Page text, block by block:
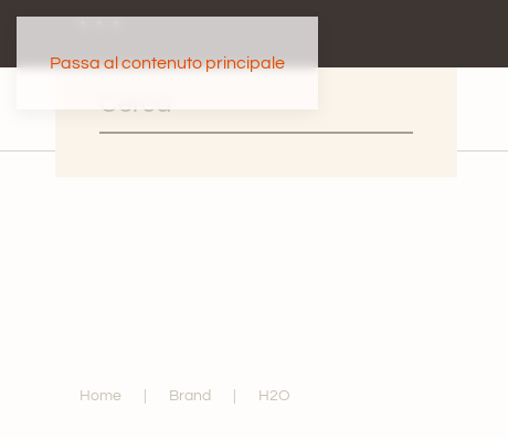
Passa al contenuto principale
Home Brand H2O